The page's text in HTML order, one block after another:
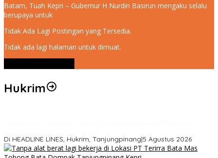
Batam, Tuah Kepri – Gubernur H Nurdin Basirun mengaku selalu
berupaya untuk
Tidak Ada Lagi Postingan yang Tersedia.
Tidak ada lagi halaman untuk dimuat.
Hukrim
Di HEADLINE LINES, Hukrim, Tanjungpinang|5 Agustus 2026